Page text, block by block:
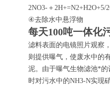
2NO3-＋2H+=N2+H2O+5/
④去除水中悬浮物
每天100吨一体化
滤料表面的电镜照片观察
则提供曝气，使废水中的
泥。由于曝气生物滤池*
时对污水中的NH3-N实现